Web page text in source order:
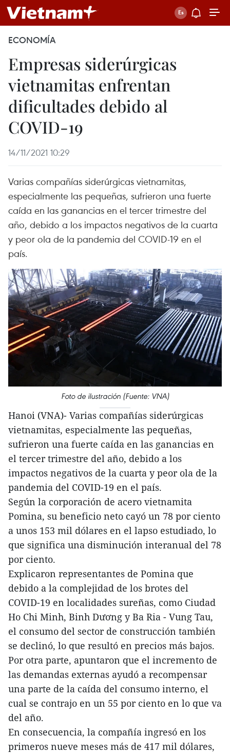
ECONOMÍA
Empresas siderúrgicas
vietnamitas enfrentan
dificultades debido al
COVID-19
14/11/2021 10:29
Varias compañías siderúrgicas vietnamitas,
especialmente las pequeñas, sufrieron una fuerte
caída en las ganancias en el tercer trimestre del
año, debido a los impactos negativos de la cuarta
y peor ola de la pandemia del COVID-19 en el
país.
Foto de ilustración (Fuente: VNA)
Hanoi (VNA)- Varias compañías siderúrgicas
vietnamitas, especialmente las pequeñas,
sufrieron una fuerte caída en las ganancias en
el tercer trimestre del año, debido a los
impactos negativos de la cuarta y peor ola de la
pandemia del COVID-19 en el país.
Según la corporación de acero vietnamita
Pomina, su beneficio neto cayó un 78 por ciento
a unos 153 mil dólares en el lapso estudiado, lo
que significa una disminución interanual del 78
por ciento.
Explicaron representantes de Pomina que
debido a la complejidad de los brotes del
COVID-19 en localidades sureñas, como Ciudad
Ho Chi Minh, Binh Dương y Ba Ria - Vung Tau,
el consumo del sector de construcción también
se declinó, lo que resultó en precios más bajos.
Por otra parte, apuntaron que el incremento de
las demandas externas ayudó a recompensar
una parte de la caída del consumo interno, el
cual se contrajo en un 55 por ciento en lo que va
del año.
En consecuencia, la compañía ingresó en los
primeros nueve meses más de 417 mil dólares,